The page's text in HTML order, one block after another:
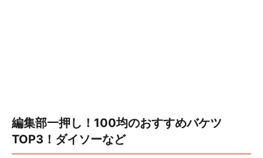
編集部一押し！100均のおすすめバケツ
TOP3！ダイソーなど